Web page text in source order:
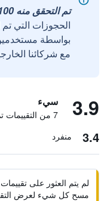
تم التحقق منه 100%
الحجوزات التي
مع شركائنا
3.9 سيء
7 من التقييمات تم التحقق منها
3.4 منفرد
لم يتم العثور على
مسح كل شيء لعرض